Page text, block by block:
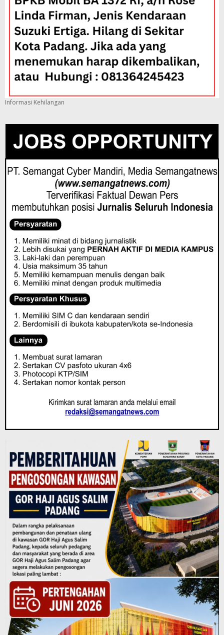
Informasi Kehilangan